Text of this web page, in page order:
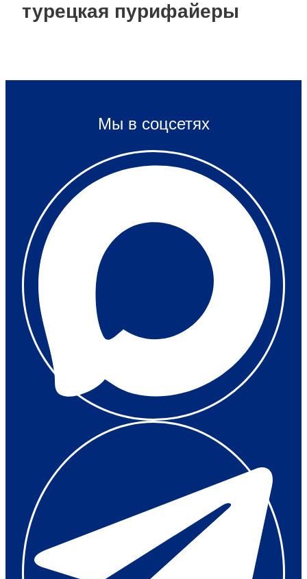
турецкая пурифайеры
Мы в соцсетях